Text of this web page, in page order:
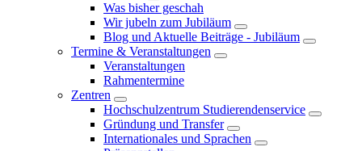
Was bisher geschah
Wir jubeln zum Jubiläum
Blog und Aktuelle Beiträge - Jubiläum
Termine & Veranstaltungen
Veranstaltungen
Rahmentermine
Zentren
Hochschulzentrum Studierendenservice
Gründung und Transfer
Internationales und Sprachen